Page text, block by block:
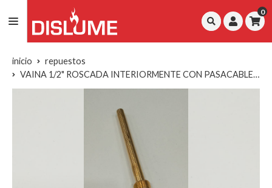
0
inicio
repuestos
VAINA 1/2" ROSCADA INTERIORMENTE CON PASACABLES 142MM